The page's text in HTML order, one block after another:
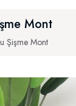
Mont
Şişme Mont